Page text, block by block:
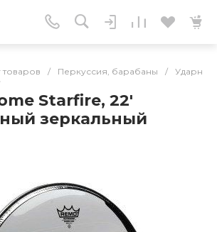
товаров / Перкуссия, барабаны / Ударные
Starfire, 22'
зеркальный